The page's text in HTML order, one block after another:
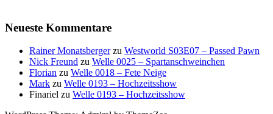
Neueste Kommentare
Rainer Monatsbergerzu Westworld S03E07 – Passed Pawn
Nick Freund zu Welle 0025 – Spartanschweinchen
Florian zu Welle 0018 – Fete Neige
Mark zu Welle 0193 – Hochzeitsshow
Finariel zu Welle 0193 – Hochzeitsshow